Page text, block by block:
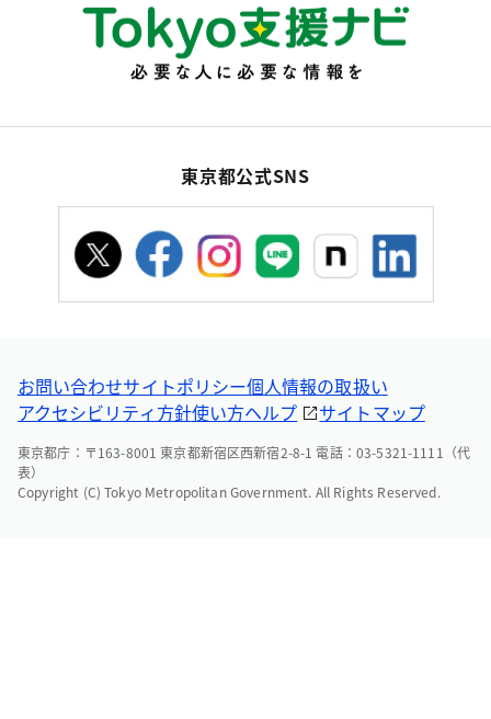
東京都公式SNS
お問い合わせサイトポリシー個人情報の取扱い
アクセシビリティ方針使い方ヘルプ サイトマップ
東京都庁：〒163-8001 東京都新宿区西新宿2-8-1 電話：03-5321-1111（代
表）
Copyright (C) Tokyo Metropolitan Government. All Rights Reserved.